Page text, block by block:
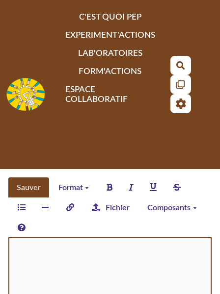
C'EST QUOI PEP
EXPERIMENT'ACTIONS
LAB'ORATOIRES
FORM'ACTIONS
ESPACE
COLLABORATIF
Sauver Format
Fichier Composants